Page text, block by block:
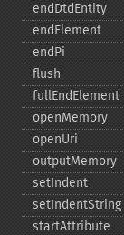
endDtdEntity
endElement
endPi
flush
fullEndElement
openMemory
openUri
outputMemory
setIndent
setIndentString
startAttribute